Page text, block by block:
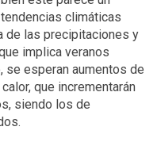
climáticas
de las precipitaciones y
implica veranos
esperan aumentos de
que incrementarán
siendo los de